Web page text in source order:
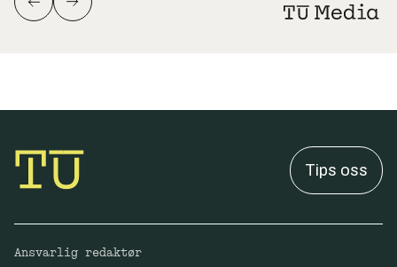
Tips oss
Ansvarlig redaktør